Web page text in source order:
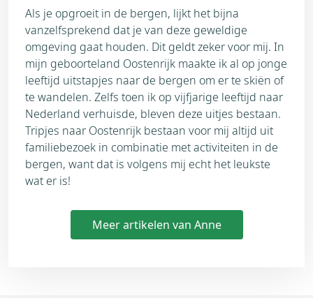
Als je opgroeit in de bergen, lijkt het bijna
vanzelfsprekend dat je van deze geweldige
omgeving gaat houden. Dit geldt zeker voor mij. In
mijn geboorteland Oostenrijk maakte ik al op jonge
leeftijd uitstapjes naar de bergen om er te skiën of
te wandelen. Zelfs toen ik op vijfjarige leeftijd naar
Nederland verhuisde, bleven deze uitjes bestaan.
Tripjes naar Oostenrijk bestaan voor mij altijd uit
familiebezoek in combinatie met activiteiten in de
bergen, want dat is volgens mij echt het leukste
wat er is!
Meer artikelen van Anne